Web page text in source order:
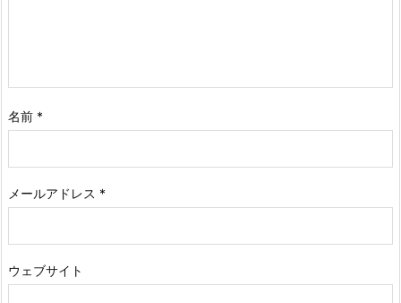
名前 *
メールアドレス *
ウェブサイト